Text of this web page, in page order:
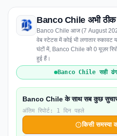
Banco Chile अभी ठीक
Banco Chile आज (7 August
वेब स्टेटस में कोई भी लगातार रुकावट
घंटों में, Banco Chile को 0 यूज़र
हुई हैं।
Banco Chile सही
Banco Chile के साथ सब कुछ
अंतिम रिपोर्ट: 1 दिन पहले
किसी समस्या